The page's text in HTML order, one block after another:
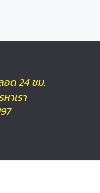
ด 24 ชม.
าเรา